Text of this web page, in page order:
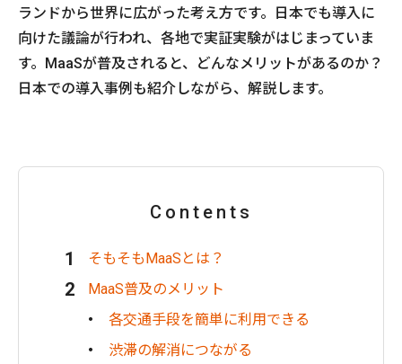
ランドから世界に広がった考え方です。日本でも導入に
向けた議論が行われ、各地で実証実験がはじまっていま
す。MaaSが普及されると、どんなメリットがあるのか？
日本での導入事例も紹介しながら、解説します。
Contents
そもそもMaaSとは？
MaaS普及のメリット
各交通手段を簡単に利用できる
渋滞の解消につながる